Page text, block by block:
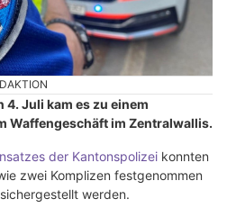
4. Juli kam es zu einem
Waffengeschäft im Zentralwallis.
der Kantonspolizei konnten
zwei Komplizen festgenommen
werden.